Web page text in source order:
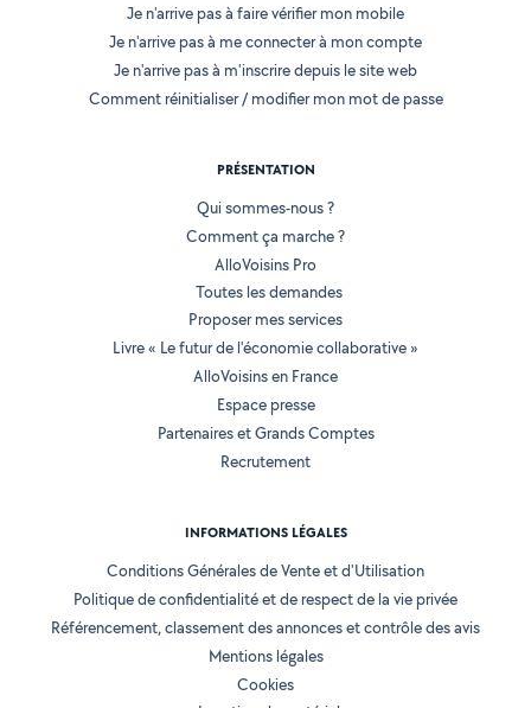
Je n'arrive pas à faire vérifier mon mobile
Je n'arrive pas à me connecter à mon compte
Je n'arrive pas à m'inscrire depuis le site web
Comment réinitialiser / modifier mon mot de passe
PRÉSENTATION
Qui sommes-nous ?
Comment ça marche ?
AlloVoisins Pro
Toutes les demandes
Proposer mes services
Livre « Le futur de l'économie collaborative »
AlloVoisins en France
Espace presse
Partenaires et Grands Comptes
Recrutement
INFORMATIONS LÉGALES
Conditions Générales de Vente et d'Utilisation
Politique de confidentialité et de respect de la vie privée
Référencement, classement des annonces et contrôle des avis
Mentions légales
Cookies